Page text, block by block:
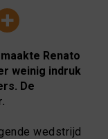
Renato
weinig indruk
De
wedstrijd